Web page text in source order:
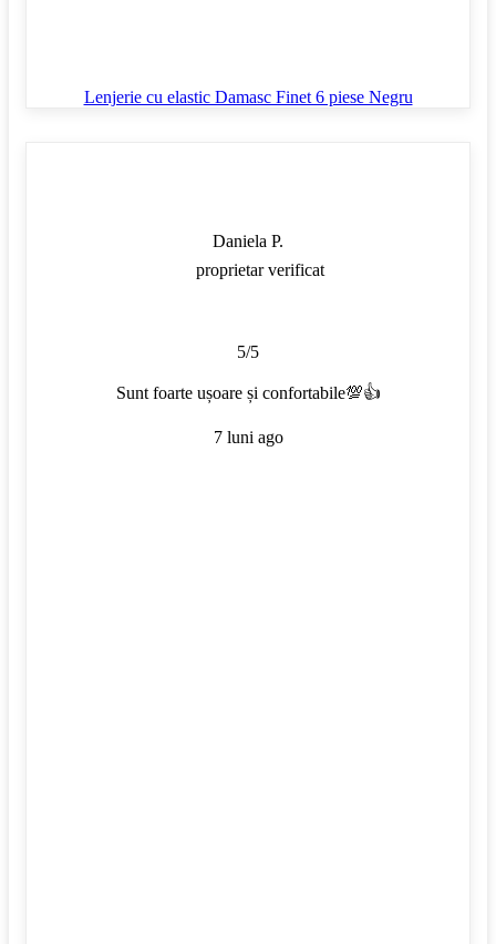
Lenjerie cu elastic Damasc Finet 6 piese Negru
Daniela P.
proprietar verificat
5/5
Sunt foarte ușoare și confortabile💯👍
7 luni ago